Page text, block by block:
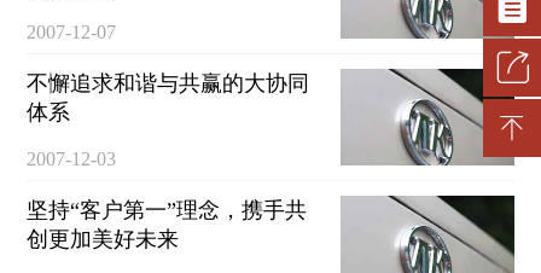
2007-12-07
不懈追求和谐与共赢的大协同
体系
2007-12-03
坚持“客户第一”理念，携手共
创更加美好未来